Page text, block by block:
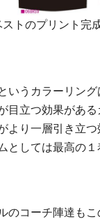
トのプリント完
いうカラーリン
目立つ効果があ
より一層引き立
としては最高の１
のコーチ陣達もこ